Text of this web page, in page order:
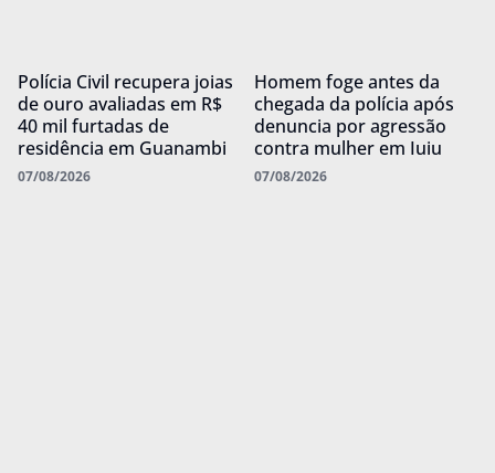
Polícia Civil recupera joias
de ouro avaliadas em R$
40 mil furtadas de
residência em Guanambi
07/08/2026
Homem foge antes da
chegada da polícia após
denuncia por agressão
contra mulher em Iuiu
07/08/2026